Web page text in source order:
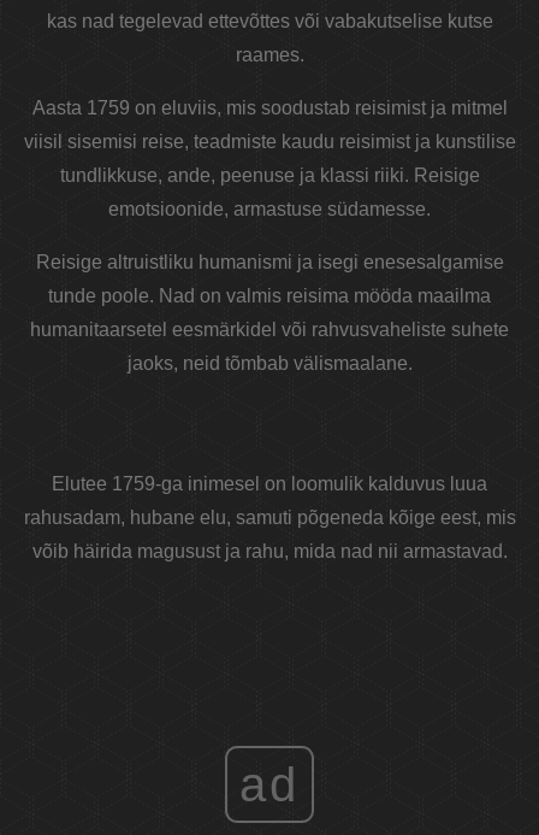
kas nad tegelevad ettevõttes või vabakutselise kutse
raames.
Aasta 1759 on eluviis, mis soodustab reisimist ja mitmel
viisil sisemisi reise, teadmiste kaudu reisimist ja kunstilise
tundlikkuse, ande, peenuse ja klassi riiki. Reisige
emotsioonide, armastuse südamesse.
Reisige altruistliku humanismi ja isegi enesesalgamise
tunde poole. Nad on valmis reisima mööda maailma
humanitaarsetel eesmärkidel või rahvusvaheliste suhete
jaoks, neid tõmbab välismaalane.
Elutee 1759-ga inimesel on loomulik kalduvus luua
rahusadam, hubane elu, samuti põgeneda kõige eest, mis
võib häirida magusust ja rahu, mida nad nii armastavad.
ad